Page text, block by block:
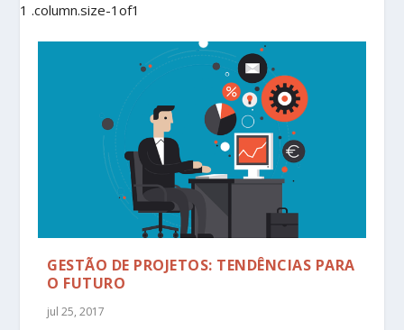
GESTÃO DE PROJETOS: TENDÊNCIAS PARA
O FUTURO
jul 25, 2017